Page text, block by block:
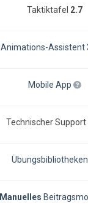
Taktiktafel 2.7
Animations-Assistent
Mobile App
Technischer Support
Manuelles